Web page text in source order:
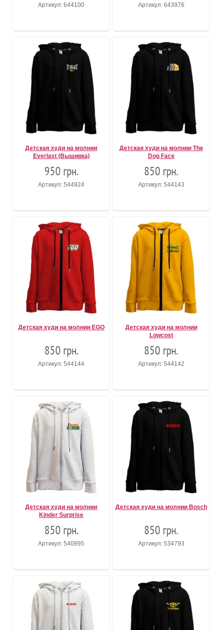
Артикул: 644100 Артикул: 643976
Детская худи на молнии
Everlast (Вышивка)
950 грн.
Артикул: 544924
Детская худи на молнии The
Dog Face
850 грн.
Артикул: 544143
Детская худи на молнии EGO
850 грн.
Артикул: 544144
Детская худи на молнии
Lowcost
850 грн.
Артикул: 544142
Детская худи на молнии
Kinder Surprise
850 грн.
Артикул: 540895
Детская худи на молнии Bosch
850 грн.
Артикул: 534793